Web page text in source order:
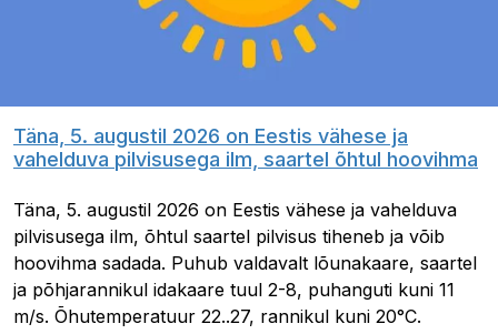
Täna, 5. augustil 2026 on Eestis vähese ja
vahelduva pilvisusega ilm, saartel õhtul hoovihma
Täna, 5. augustil 2026 on Eestis vähese ja vahelduva
pilvisusega ilm, õhtul saartel pilvisus tiheneb ja võib
hoovihma sadada. Puhub valdavalt lõunakaare, saartel
ja põhjarannikul idakaare tuul 2-8, puhanguti kuni 11
m/s. Õhutemperatuur 22..27, rannikul kuni 20°C.